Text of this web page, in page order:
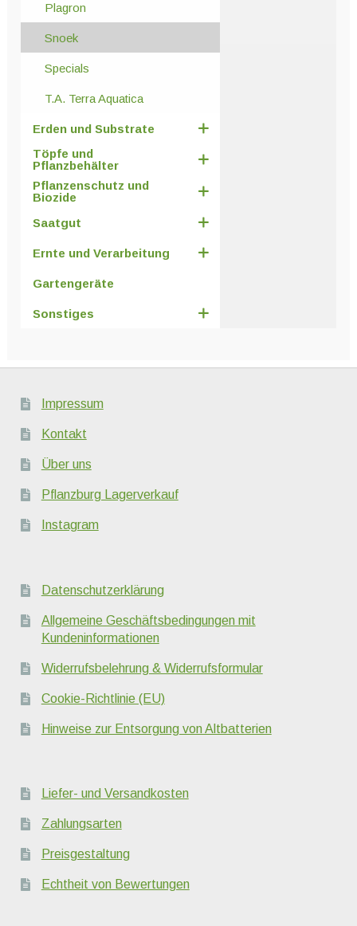
Plagron
Snoek
Specials
T.A. Terra Aquatica
Erden und Substrate
Töpfe und
Pflanzbehälter
Pflanzenschutz und
Biozide
Saatgut
Ernte und Verarbeitung
Gartengeräte
Sonstiges
Impressum
Kontakt
Über uns
Pflanzburg Lagerverkauf
Instagram
Datenschutzerklärung
Allgemeine Geschäftsbedingungen mit
Kundeninformationen
Widerrufsbelehrung & Widerrufsformular
Cookie-Richtlinie (EU)
Hinweise zur Entsorgung von Altbatterien
Liefer- und Versandkosten
Zahlungsarten
Preisgestaltung
Echtheit von Bewertungen